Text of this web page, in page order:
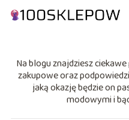
Na blogu znajdziesz
zakupowe oraz
jaką okazję będzie on
modowymi i